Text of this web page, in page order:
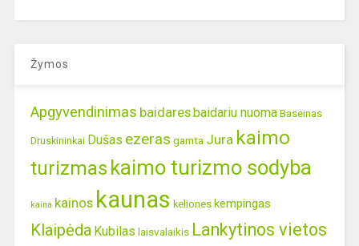
Žymos
Apgyvendinimas baidaresbaidariu nuoma Baseinas
Druskininkai Dušas ezeras gamta Jura kaimo
turizmas kaimo turizmo sodyba
kaina kainos kaunas keliones kempingas
Klaipėda Kubilas laisvalaikis Lankytinos vietos